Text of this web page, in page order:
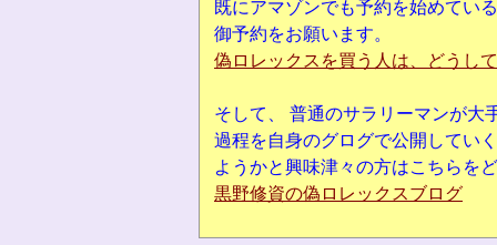
既にアマゾンでも予約を始めてい
御予約をお願います。
偽ロレックスを買う人は、どうし
そして、 普通のサラリーマンが大
過程を自身のグログで公開してい
ようかと興味津々の方はこちらを
黒野修資の偽ロレックスブログ